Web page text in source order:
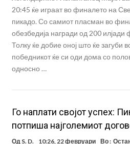
20:45 ќе играат во финалето на
пикадо. Со самиот пласман во
обезбедија награди од 200 илјади
Толку ќе добие оној што ќе загуби
победникот ќе си оди дома со
односно …
Го наплати својот успех:
потпиша најголемиот
Од S. D. 10:26, 22 февруари Во :